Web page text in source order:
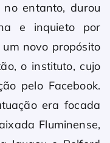
entanto, durou
e inquieto por
novo propósito
o instituto, cujo
pelo Facebook.
era focada
Fluminense,